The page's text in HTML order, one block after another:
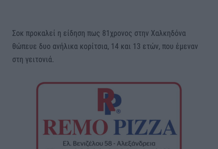
Σοκ προκαλεί η είδηση πως 81χρονος στην Χαλκηδόνα
θώπευε δυο ανήλικα κορίτσια, 14 και 13 ετών, που έμεναν
στη γειτονιά.